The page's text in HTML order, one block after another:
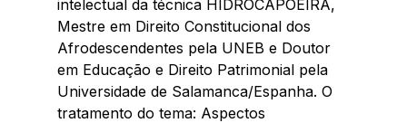
intelectual da técnica HIDROCAPOEIRA,
Mestre em Direito Constitucional dos
Afrodescendentes pela UNEB e Doutor
em Educação e Direito Patrimonial pela
Universidade de Salamanca/Espanha. O
tratamento do tema: Aspectos